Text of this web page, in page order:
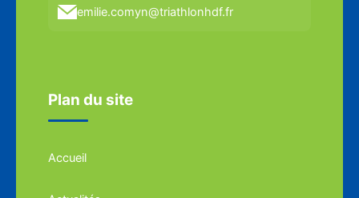
emilie.comyn@triathlonhdf.fr
Plan du site
Accueil